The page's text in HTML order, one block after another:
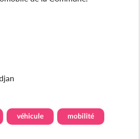
véhicule mobilité